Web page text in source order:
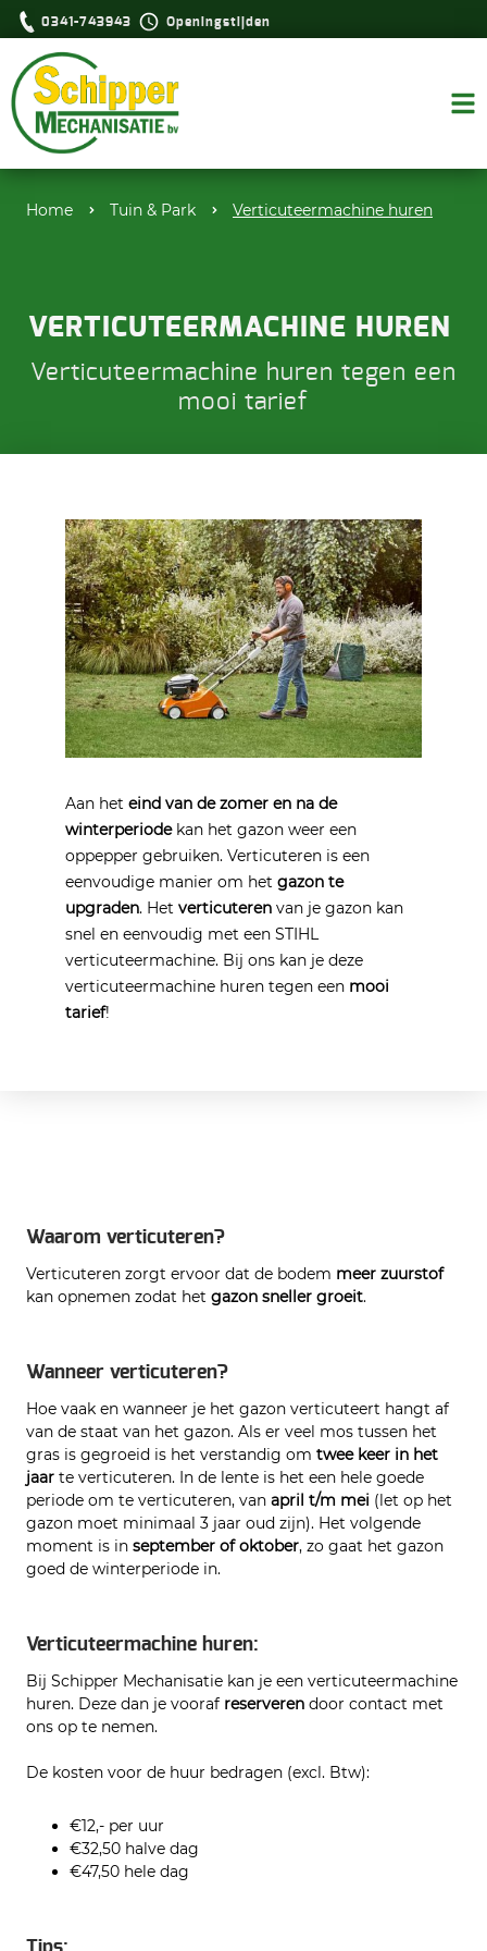
0341-743943 Openingstijden
Home Tuin & Park Verticuteermachine huren
VERTICUTEERMACHINE HUREN
Verticuteermachine huren tegen een
mooi tarief
Aan het eind van de zomer en na de
winterperiode kan het gazon weer een
oppepper gebruiken. Verticuteren is een
eenvoudige manier om het gazon te
upgraden. Het verticuteren van je gazon kan
snel en eenvoudig met een STIHL
verticuteermachine. Bij ons kan je deze
verticuteermachine huren tegen een mooi
tarief!
Waarom verticuteren?
Verticuteren zorgt ervoor dat de bodem meer zuurstof
kan opnemen zodat het gazon sneller groeit.
Wanneer verticuteren?
Hoe vaak en wanneer je het gazon verticuteert hangt af
van de staat van het gazon. Als er veel mos tussen het
gras is gegroeid is het verstandig om twee keer in het
jaar te verticuteren. In de lente is het een hele goede
periode om te verticuteren, van april t/m mei (let op het
gazon moet minimaal 3 jaar oud zijn). Het volgende
moment is in september of oktober, zo gaat het gazon
goed de winterperiode in.
Verticuteermachine huren:
Bij Schipper Mechanisatie kan je een verticuteermachine
huren. Deze dan je vooraf reserveren door contact met
ons op te nemen.
De kosten voor de huur bedragen (excl. Btw):
€12,- per uur
€32,50 halve dag
€47,50 hele dag